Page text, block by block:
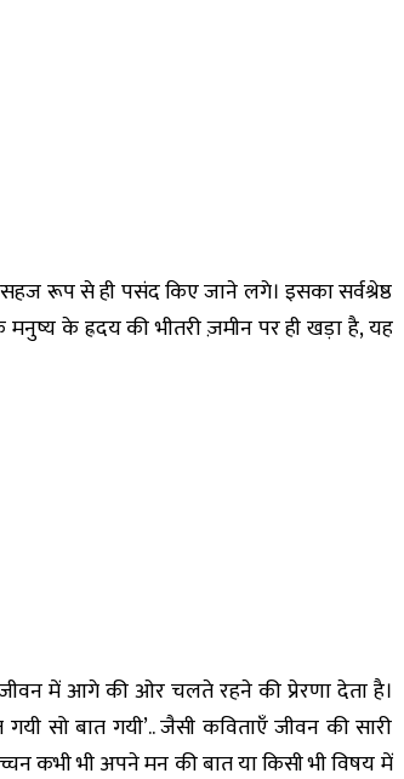
रूप से ही पसंद किए जाने लगे। इसका सर्वश्रेष्ठ
के ह्रदय की भीतरी ज़मीन पर ही खड़ा है, यह
में आगे की ओर चलते रहने की प्रेरणा देता है।
गयी सो बात गयी’.. जैसी कविताएँ जीवन की सारी
कभी भी अपने मन की बात या किसी भी विषय में